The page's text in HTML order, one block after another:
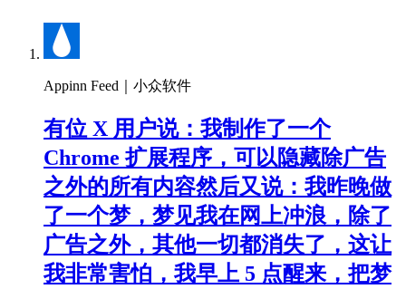
Appinn Feed｜小众软件
有位 X 用户说：我制作了一个
Chrome 扩展程序，可以隐藏除广告
之外的所有内容然后又说：我昨晚做
了一个梦，梦见我在网上冲浪，除了
广告之外，其他一切都消失了，这让
我非常害怕，我早上 5 点醒来，把梦